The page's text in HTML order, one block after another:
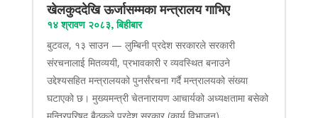
खेलकुददेखि ऊर्जासम्मका मन्त्रालय गाभिए
१४ श्रावण २०८३, बिहीबार
बुटवल, १३ साउन — लुम्बिनी प्रदेश सरकारले सरकारी
संरचनालाई मितव्ययी, प्रभावकारी र व्यवस्थित बनाउने
उद्देश्यसहित मन्त्रालयको पुनर्संरचना गर्दै मन्त्रालयको संख्या
घटाएको छ। मुख्यमन्त्री चेतनारायण आचार्यको अध्यक्षतामा बसेको
मन्त्रिपरिषद् बैठकले प्रदेश सरकार (कार्य विभाजन)...